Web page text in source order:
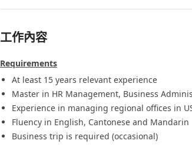
工作內容
Requirements
At least 15 years relevant experience
Master in HR Management, Business
Experience in managing regional offices in
Fluency in English, Cantonese and Mandarin
Business trip is required (occasional)